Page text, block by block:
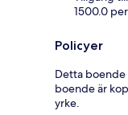
1500.0
Policyer
Detta boende
boende är
yrke.